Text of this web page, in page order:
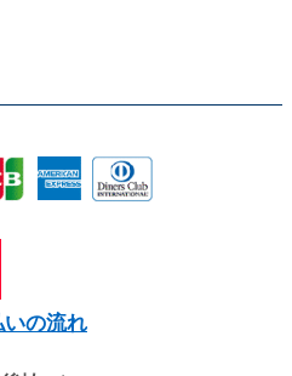
の流れ